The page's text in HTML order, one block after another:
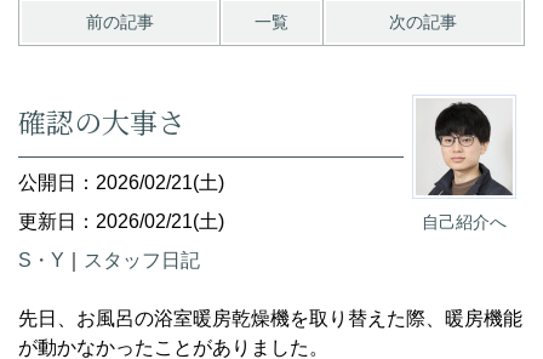
前の記事 一覧 次の記事
自己紹介へ
確認の大事さ
公開日：2026/02/21(土)
更新日：2026/02/21(土)
S・Y
スタッフ日記
先日、お風呂の浴室暖房乾燥機を取り替えた際、暖房機能
が動かなかったことがありました。